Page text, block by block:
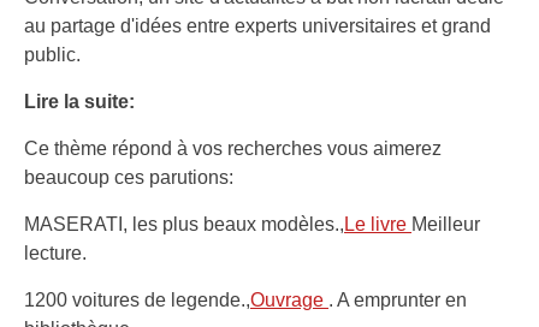
au partage d'idées entre experts universitaires et grand
public.
Lire la suite:
Ce thème répond à vos recherches vous aimerez
beaucoup ces parutions:
MASERATI, les plus beaux modèles., Le livre Meilleur
lecture.
1200 voitures de legende.,Ouvrage . A emprunter en